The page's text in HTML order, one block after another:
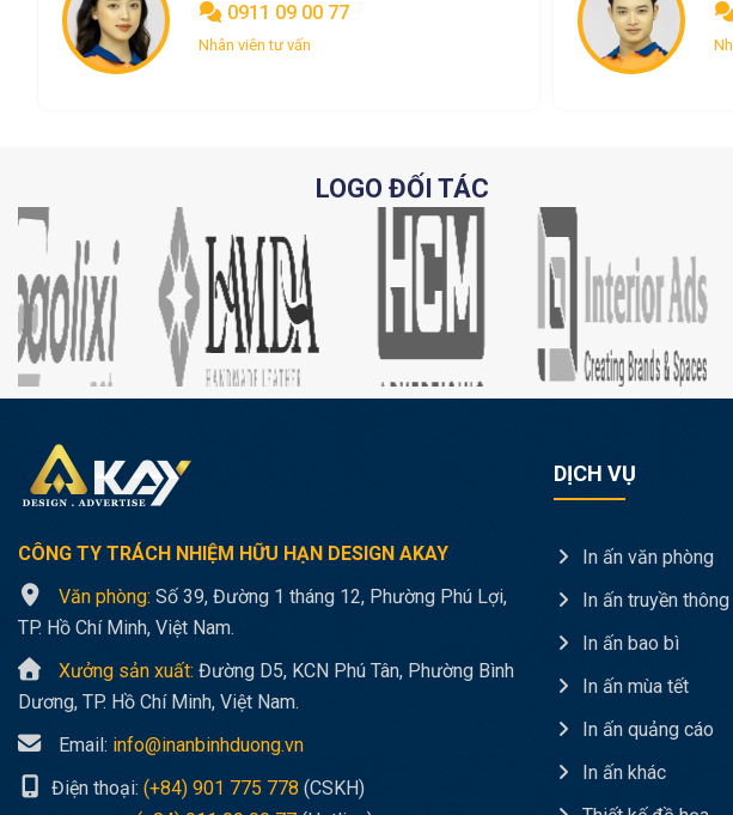
0901 09 00 77
Nhân viên tư vấn
LOGO ĐỐI TÁC
CÔNG TY TRÁCH NHIỆM HỮU HẠN DESIGN AKAY
Văn phòng: Số 39, Đường 1 tháng 12, Phường Phú Lợi,
TP. Hồ Chí Minh, Việt Nam.
Xưởng sản xuất: Đường D5, KCN Phú Tân, Phường Bình
Dương, TP. Hồ Chí Minh, Việt Nam.
Email: info@inanbinhduong.vn
Điện thoại: (+84) 901 775 778 (CSKH)
DỊCH VỤ
In ấn văn phòng
In ấn truyền thông
In ấn bao bì
In ấn mùa tết
In ấn quảng cáo
In ấn khác